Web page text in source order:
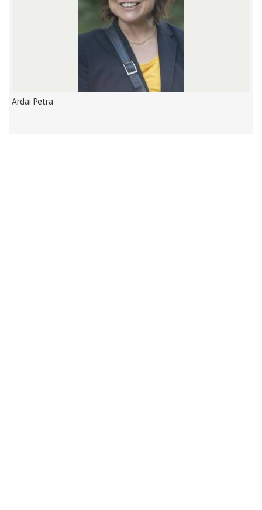
Ardai Petra